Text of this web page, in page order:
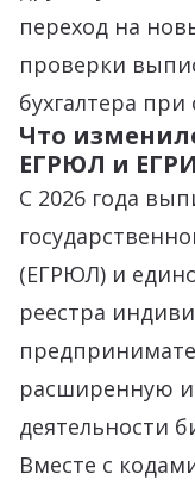
переход на
проверки
бухгалтера
Что
ЕГРЮЛ и
С 2026 года
(ЕГРЮЛ) и
реестра
расширенную
деятельности
Вместе с